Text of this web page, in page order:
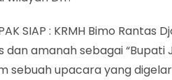
SIAP : KRMH Bimo
dan amanah sebagai “Bupati
sebuah upacara yang